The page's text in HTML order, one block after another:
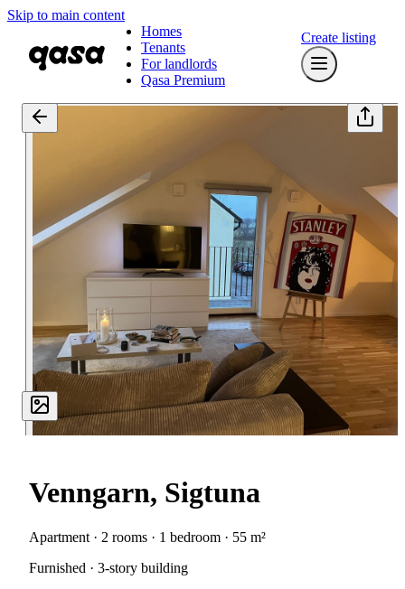
Skip to main content
Homes
Tenants
For landlords
Qasa Premium
Create listing
Venngarn, Sigtuna
Apartment · 2 rooms · 1 bedroom · 55 m²
Furnished · 3-story building